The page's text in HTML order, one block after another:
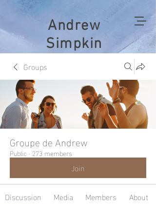
Andrew
Simpkin
Groups
Groupe de Andrew
Public · 273 members
Join
Discussion Media Members
About